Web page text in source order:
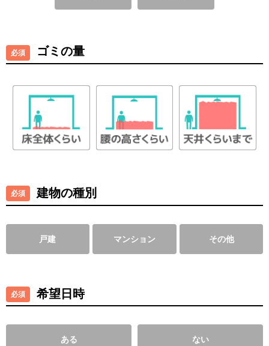
ゴミの量
建物の種別
戸建 マンション その他
希望日時
ある ない